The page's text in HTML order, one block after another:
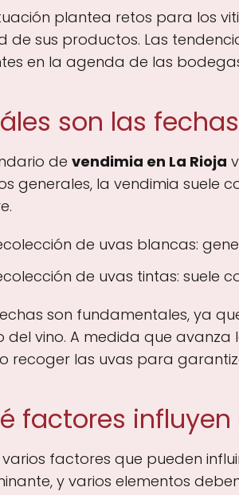
plantea retos para los
de sus productos. Las
en la agenda de las
son las
de vendimia en La Rioja
generales, la vendimia suele
de uvas blancas:
de uvas tintas: suele
son fundamentales, ya
del vino. A medida que
recoger las uvas para
factores
varios factores que pueden
y varios elementos